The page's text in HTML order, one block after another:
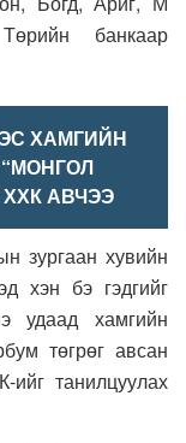
банкаар
ХАМГИЙН
АВЧЭЭ
хувийн
хэн бэ гэдгийг
удаад хамгийн
төгрөг авсан
ийг танилцуулах